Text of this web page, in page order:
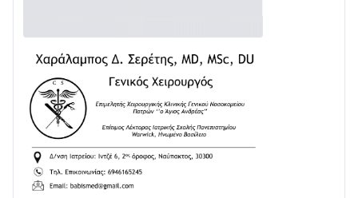
24/07 • 11:31
ΕΚΤΑΚΤΟ – ΝΑΥΠΑΚΤΙΑ: ΣΥΝΑΓΕΡΜΟΣ ΣΤΗΝ
ΠΥΡΟΣΒΕΣΤΙΚΗ ΓΙΑ ΦΩΤΙΑ ΣΤΟΝ ΑΓΙΟ ΗΛΙΑ ΠΡΙΝ ΤΗ
ΓΡΑΝΙΤΣΑ
24/07 • 11:03